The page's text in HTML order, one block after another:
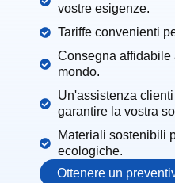
vostre esigenze.
Tariffe convenienti
Consegna affidabile
mondo.
Un'assistenza
garantire la vostra
Materiali sostenibili
ecologiche.
Ottenere un